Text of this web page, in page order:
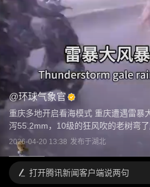
@环球气象官
重庆多地开启看海模式 重庆遭遇雷暴
泻55.2mm，10级的狂风吹的老树弯
2026-04-20 13:38 发布于湖北
打开腾讯新闻客户端说两句